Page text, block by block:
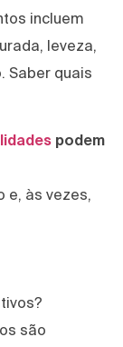
incluem
leveza,
Saber quais
podem
e, às vezes,
são